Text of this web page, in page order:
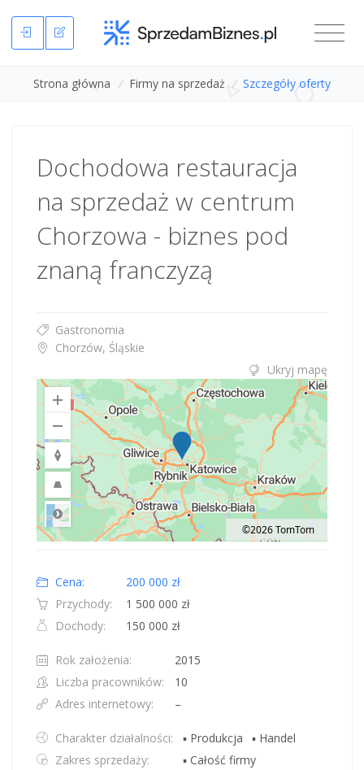
Strona główna / Firmy na sprzedaż / Szczegóły oferty
Dochodowa restauracja
na sprzedaż w centrum
Chorzowa - biznes pod
znaną franczyzą
Gastronomia
Chorzów, Śląskie
Ukryj mapę
Road
©2026 TomTom
Cena:
200 000 zł
Przychody:
1 500 000 zł
Dochody:
150 000 zł
Rok założenia:
2015
Liczba pracowników:
10
Adres internetowy:
–
Charakter działalności: ▪ Produkcja
▪ Handel
Zakres sprzedaży:
▪ Całość firmy